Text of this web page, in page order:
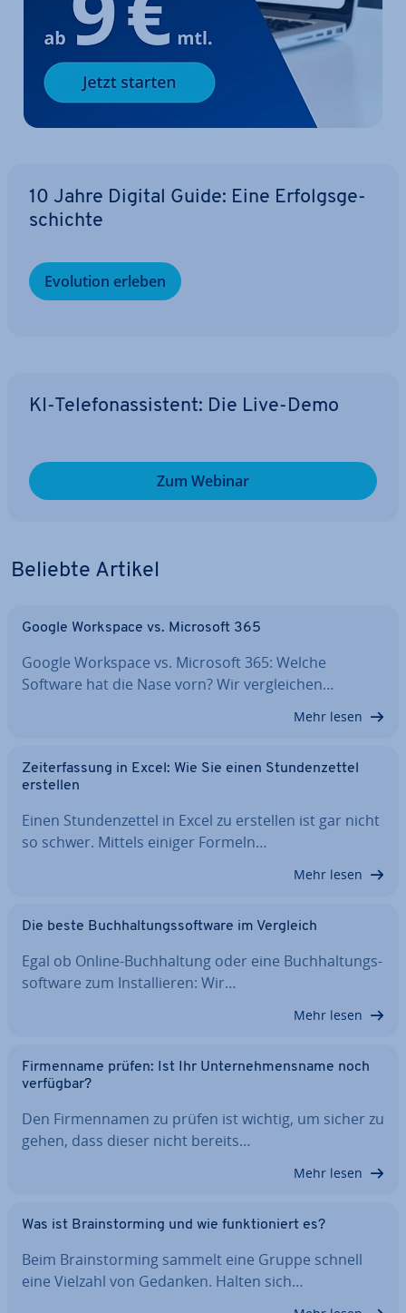
10 Jahre Digital Guide: Eine Er­folgs­ge­
schich­te
Evolution erleben
KI-Te­le­fon­as­sis­tent: Die Live-Demo
Zum Webinar
Beliebte Artikel
Google Workspace vs. Microsoft 365
Google Workspace vs. Microsoft 365: Welche
Software hat die Nase vorn? Wir ver­glei­chen…
Mehr lesen
Zeit­er­fas­sung in Excel: Wie Sie einen Stun­den­zet­tel
erstellen
Einen Stun­den­zet­tel in Excel zu erstellen ist gar nicht
so schwer. Mittels einiger Formeln…
Mehr lesen
Die beste Buch­hal­tungs­soft­ware im Vergleich
Egal ob Online-Buch­hal­tung oder eine Buch­hal­tungs­
soft­ware zum In­stal­lie­ren: Wir…
Mehr lesen
Fir­men­na­me prüfen: Ist Ihr Un­ter­neh­mens­na­me noch
verfügbar?
Den Fir­men­na­men zu prüfen ist wichtig, um sicher zu
gehen, dass dieser nicht bereits…
Mehr lesen
Was ist Brain­stor­ming und wie funk­tio­niert es?
Beim Brain­stor­ming sammelt eine Gruppe schnell
eine Vielzahl von Gedanken. Halten sich…